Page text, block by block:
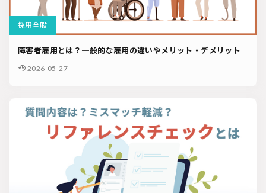
採用全般
障害者雇用とは？一般的な雇用の違いやメリット・デメリット
2026-05-27